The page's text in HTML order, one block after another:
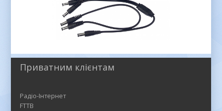
Приватним клієнтам
Радіо-Інтернет
FTTB